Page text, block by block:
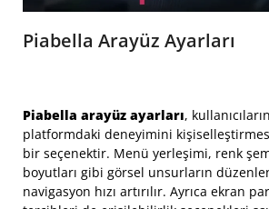
Piabella Arayüz Ayarları
Piabella arayüz ayarları,
platformdaki deneyimini
bir seçenektir. Menü yerleşimi, renk
boyutları gibi görsel unsurların
navigasyon hızı artırılır. Ayrıca ekran